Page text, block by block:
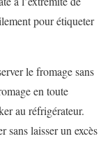
pour étiqueter
le fromage sans
en toute
au réfrigérateur.
sans laisser un excès